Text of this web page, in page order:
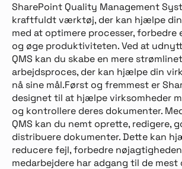
SharePoint Quality Management
kraftfuldt værktøj, der kan hjælpe
med at optimere processer,
og øge produktiviteten. Ved at
QMS kan du skabe en mere
arbejdsproces, der kan hjælpe din
nå sine mål.Først og fremmest er
designet til at hjælpe virksomheder
og kontrollere deres dokumenter.
QMS kan du nemt oprette, redigere,
distribuere dokumenter. Dette kan
reducere fejl, forbedre
medarbejdere har adgang til de mest